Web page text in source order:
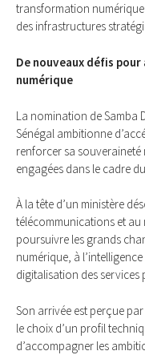
transformation
des infrastructures
De nouveaux défis
numérique
La nomination de Samba
Sénégal ambitionne
renforcer sa
engagées dans le cadre
À la tête d’un ministère
télécommunications et
poursuivre les grands
numérique, à
digitalisation des services
Son arrivée est perçue
le choix d’un profil
d’accompagner les